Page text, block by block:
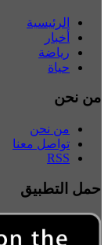
الرئيسية
أخبار
رياضة
حياة
من نحن
من نحن
تواصل معنا
RSS
حمل التطبيق